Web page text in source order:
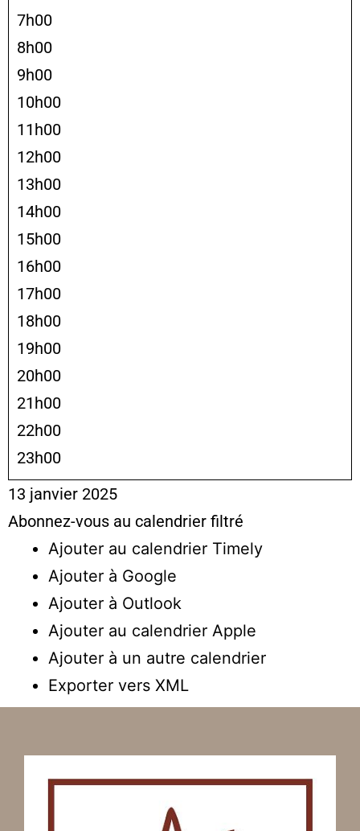
7h00
8h00
9h00
10h00
11h00
12h00
13h00
14h00
15h00
16h00
17h00
18h00
19h00
20h00
21h00
22h00
23h00
13 janvier 2025
Abonnez-vous au calendrier filtré
Ajouter au calendrier Timely
Ajouter à Google
Ajouter à Outlook
Ajouter au calendrier Apple
Ajouter à un autre calendrier
Exporter vers XML